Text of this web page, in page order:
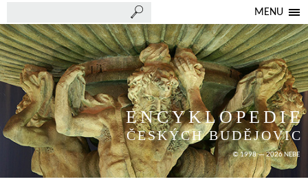
MENU
ENCYKLOPEDIE
ČESKÝCH BUDĚJOVIC
© 1998 — 2026 NEBE